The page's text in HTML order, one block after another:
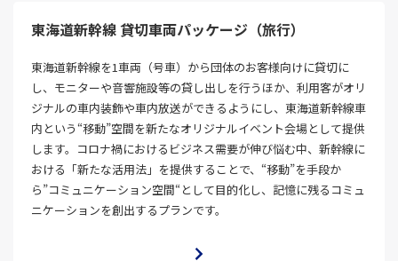
東海道新幹線 貸切車両パッケージ（旅行）
東海道新幹線を1車両（号車）から団体のお客様向けに貸切に
し、モニターや音響施設等の貸し出しを行うほか、利用客がオリ
ジナルの車内装飾や車内放送ができるようにし、東海道新幹線車
内という“移動”空間を新たなオリジナルイベント会場として提供
します。コロナ禍におけるビジネス需要が伸び悩む中、新幹線に
おける「新たな活用法」を提供することで、“移動”を手段か
ら”コミュニケーション空間“として目的化し、記憶に残るコミュ
ニケーションを創出するプランです。